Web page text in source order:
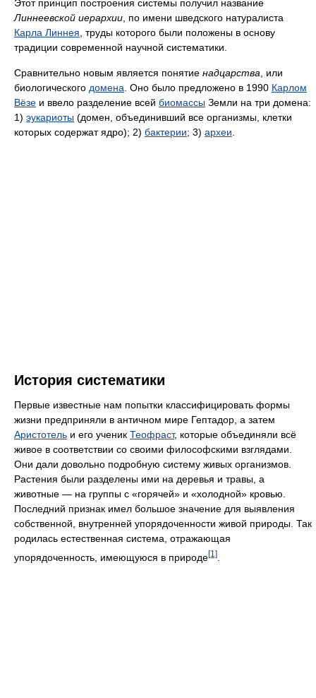
Этот принцип построения системы получил название
Линнеевской иерархии , по имени шведского натуралиста
Карла Линнея , труды которого были положены в основу
традиции современной научной систематики.
Сравнительно новым является понятие надцарства , или
биологического домена . Оно было предложено в 1990 Карлом
Вёзе и ввело разделение всей биомассы Земли на три домена:
1) эукариоты (домен, объединивший все организмы, клетки
которых содержат ядро); 2) бактерии; 3) археи
История систематики
Первые известные нам попытки классифицировать формы
жизни предприняли в античном мире Гептадор, а затем
Аристотель и его ученик Теофраст, которые объединяли всё
живое в соответствии со своими философскими взглядами.
Они дали довольно подробную систему живых организмов.
Растения были разделены ими на деревья и травы, а
животные — на группы с «горячей» и «холодной» кровью.
Последний признак имел большое значение для выявления
собственной, внутренней упорядоченности живой природы. Так
родилась естественная система, отражающая
упорядоченность, имеющуюся в природе[1]